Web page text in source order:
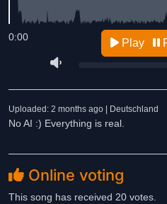
0:00 Play
Uploaded: 2 months ago | Deutschland
No AI :) Everything is real.
Online voting
This song has received 20 votes.